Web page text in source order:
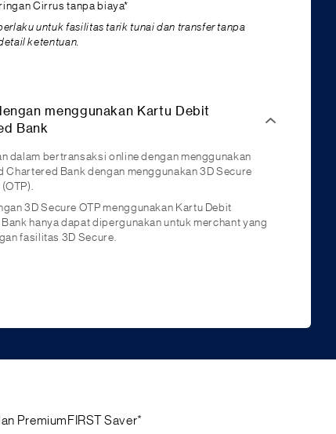
Cirrus tanpa biaya*
untuk fasilitas tarik tunai dan transfer tanpa
ketentuan.
menggunakan Kartu Debit
Bank
dalam bertransaksi online dengan menggunakan
Chartered Bank dengan menggunakan 3D Secure
3D Secure OTP menggunakan Kartu Debit
hanya dapat dipergunakan untuk merchant yang
fasilitas 3D Secure.
PremiumFIRST Saver*